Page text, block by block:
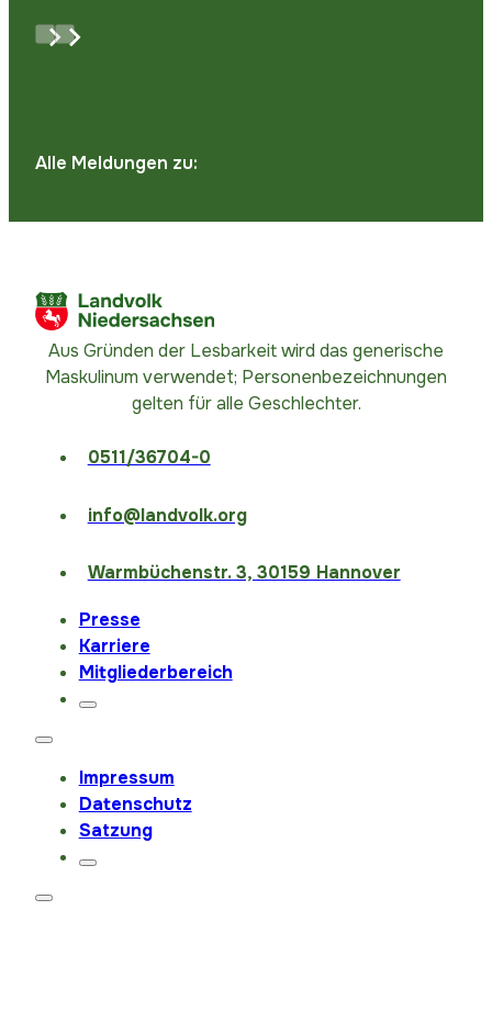
Alle Meldungen zu:
Aus Gründen der Lesbarkeit wird das generische
Maskulinum verwendet; Personenbezeichnungen
gelten für alle Geschlechter.
0511/36704-0
info@landvolk.org
Warmbüchenstr. 3, 30159 Hannover
Presse
Karriere
Mitgliederbereich
Impressum
Datenschutz
Satzung